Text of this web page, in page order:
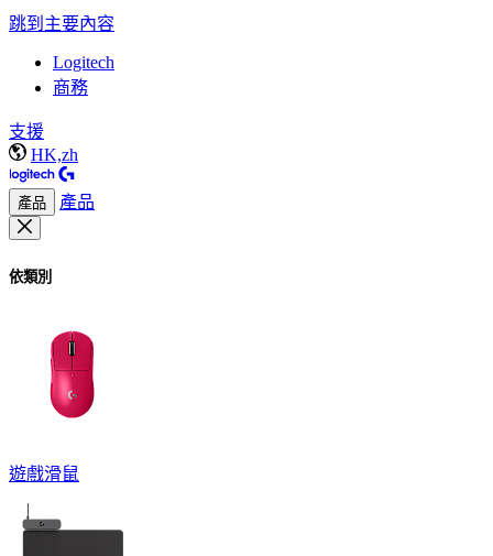
跳到主要內容
Logitech
商務
支援
HK,zh
產品 產品
依類別
遊戲滑鼠